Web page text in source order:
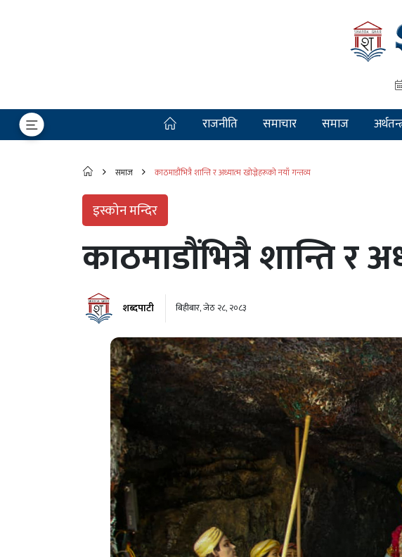
राजनीति समाचार समाज
समाज काठमाडौंभित्रै शान्ति र अध्यात्म खोज्नेहरूको नयाँ गन्तव्य
इस्कोन मन्दिर
काठमाडौंभित्रै शान्ति र
शब्दपाटी बिहीबार, जेठ २८, २०८३